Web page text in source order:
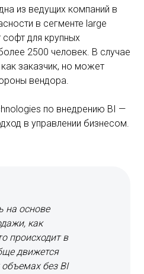
из ведущих компаний в
в сегменте large
для крупных
2500 человек. В случае
заказчик, но может
вендора.
по внедрению BI —
в управлении бизнесом.
на основе
как
происходит в
движется
без BI